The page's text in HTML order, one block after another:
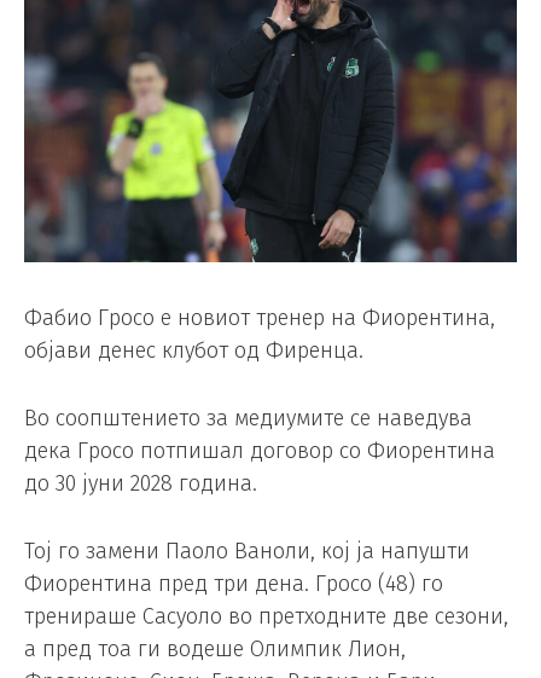
Фабио Гросо е новиот тренер на Фиорентина,
објави денес клубот од Фиренца.
Во соопштението за медиумите се наведува
дека Гросо потпишал договор со Фиорентина
до 30 јуни 2028 година.
Тој го замени Паоло Ваноли, кој ја напушти
Фиорентина пред три дена. Гросо (48) го
тренираше Сасуоло во претходните две сезони,
а пред тоа ги водеше Олимпик Лион,